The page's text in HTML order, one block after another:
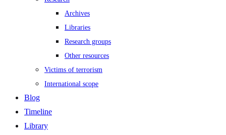
Archives
Libraries
Research groups
Other resources
Victims of terrorism
International scope
Blog
Timeline
Library